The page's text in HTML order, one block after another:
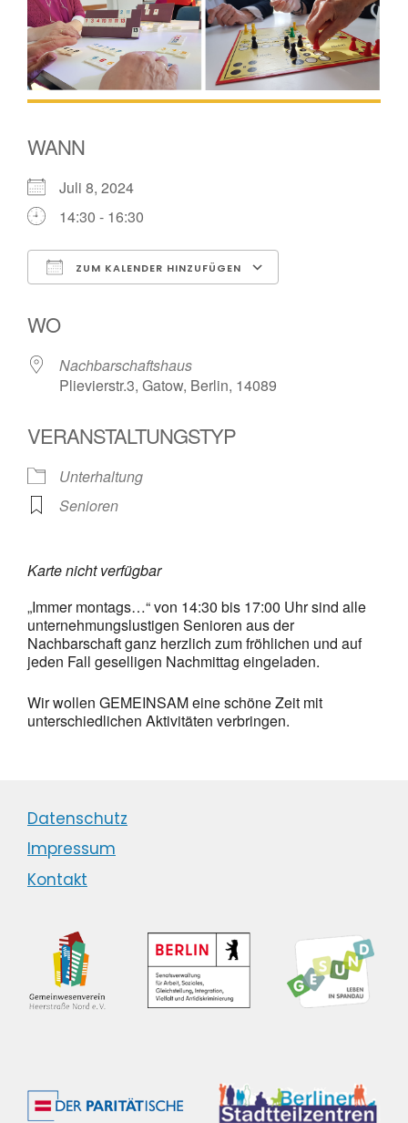
WANN
Juli 8, 2024
14:30 - 16:30
ZUM KALENDER HINZUFÜGEN
WO
Nachbarschaftshaus
Plievierstr.3, Gatow, Berlin, 14089
VERANSTALTUNGSTYP
Unterhaltung
Senioren
Karte nicht verfügbar
„Immer montags…“ von 14:30 bis 17:00 Uhr sind alle
unternehmungslustigen Senioren aus der
Nachbarschaft ganz herzlich zum fröhlichen und auf
jeden Fall geselligen Nachmittag eingeladen.
Wir wollen GEMEINSAM eine schöne Zeit mit
unterschiedlichen Aktivitäten verbringen.
Datenschutz
Impressum
Kontakt